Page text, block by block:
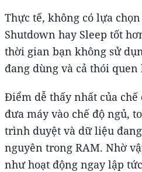
Thực tế, không có lựa
Shutdown hay Sleep tốt
thời gian bạn không sử
đang dùng và cả thói
Điểm dễ thấy nhất của chế
đưa máy vào chế độ ngủ,
trình duyệt và dữ liệu
nguyên trong RAM. Nhờ
như hoạt động ngay lập